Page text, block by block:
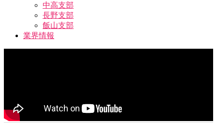
中高支部
長野支部
飯山支部
業界情報